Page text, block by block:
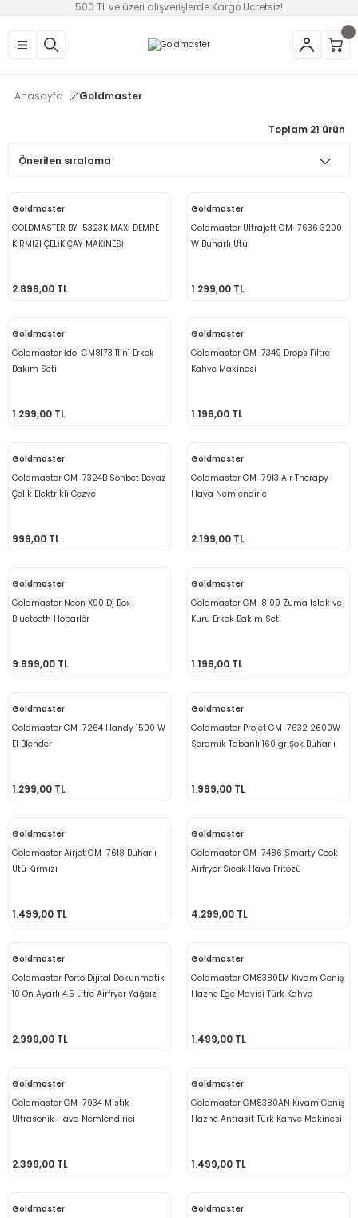
500 TL ve üzeri alışverişlerde Kargo Ücretsiz!
Sistemleri
Anasayfa Goldmaster
Toplam 21 ürün
Goldmaster
GOLDMASTER BY-5323K MAXİ DEMRE
KIRMIZI ÇELİK ÇAY MAKİNESİ
2.899,00 TL
Goldmaster
Goldmaster Ultrajett GM-7636 3200
W Buharlı Ütü
1.299,00 TL
Goldmaster
Goldmaster İdol GM8173 11in1 Erkek
Bakım Seti
1.299,00 TL
Goldmaster
Goldmaster GM-7349 Drops Filtre
Kahve Makinesi
1.199,00 TL
Goldmaster
Goldmaster GM-7324B Sohbet Beyaz
Çelik Elektrikli Cezve
999,00 TL
Goldmaster
Goldmaster GM-7913 Air Therapy
Hava Nemlendirici
2.199,00 TL
Goldmaster
Goldmaster Neon X90 Dj Box
Bluetooth Hoparlör
9.999,00 TL
Goldmaster
Goldmaster GM-8109 Zuma Islak ve
Kuru Erkek Bakım Seti
1.199,00 TL
Goldmaster
Goldmaster GM-7264 Handy 1500 W
El Blender
1.299,00 TL
Goldmaster
Goldmaster Projet GM-7632 2600W
Seramik Tabanlı 160 gr Şok Buharlı
1.999,00 TL
Goldmaster
Goldmaster Airjet GM-7618 Buharlı
Ütü Kırmızı
1.499,00 TL
Goldmaster
Goldmaster GM-7486 Smarty Cook
Airfryer Sıcak Hava Fritözü
4.299,00 TL
Goldmaster
Goldmaster Porto Dijital Dokunmatik
10 Ön Ayarlı 4.5 Litre Airfryer Yağsız
2.999,00 TL
Goldmaster
Goldmaster GM8380EM Kıvam Geniş
Hazne Ege Mavisi Türk Kahve
1.499,00 TL
Goldmaster
Goldmaster GM-7934 Mistik
Ultrasonik Hava Nemlendirici
2.399,00 TL
Goldmaster
Goldmaster GM8380AN Kıvam Geniş
Hazne Antrasit Türk Kahve Makinesi
1.499,00 TL
Goldmaster
Goldmaster